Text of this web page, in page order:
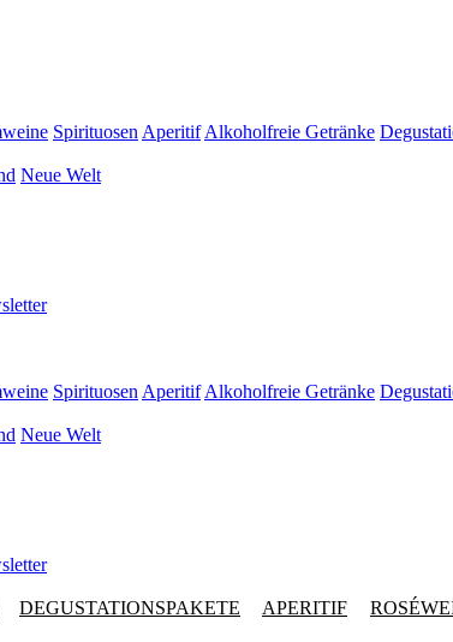
Spirituosen Aperitif Alkoholfreie Getränke
Neue Welt
Spirituosen Aperitif Alkoholfreie Getränke
Neue Welt
DEGUSTATIONSPAKETE APERITIF